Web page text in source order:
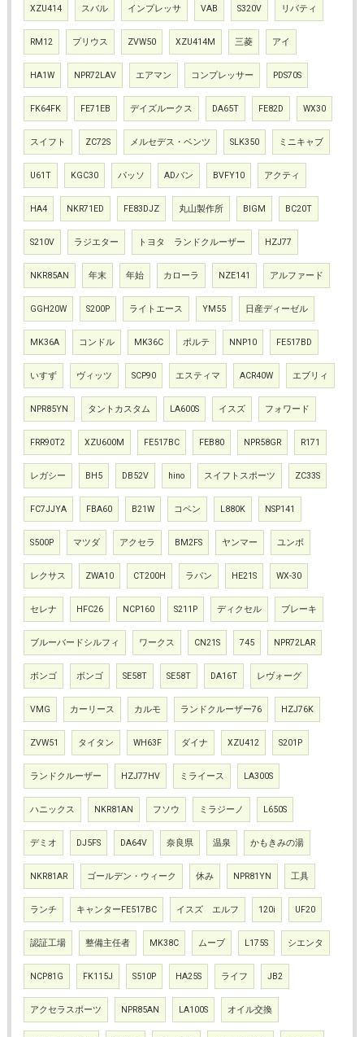
XZU414 スバル インプレッサ VAB S320V リバティ
RM12 プリウス ZVW50 XZU414M 三菱 アイ
HA1W NPR72LAV エアマン コンプレッサー PDS70S
FK64FK FE71EB デイズルークス DA65T FE82D WX30
スイフト ZC72S メルセデス・ベンツ SLK350 ミニキャブ
U61T KGC30 パッソ ADバン BVFY10 アクティ
HA4 NKR71ED FE83DJZ 丸山製作所 BIGM BC20T
S210V ラジエター トヨタ ランドクルーザー HZJ77
NKR85AN 年末 年始 カローラ NZE141 アルファード
GGH20W S200P ライトエース YM55 日産ディーゼル
MK36A コンドル MK36C ポルテ NNP10 FE517BD
いすず ヴィッツ SCP90 エスティマ ACR40W エブリィ
NPR85YN タントカスタム LA600S イスズ フォワード
FRR90T2 XZU600M FE517BC FEB80 NPR58GR R171
レガシー BH5 DB52V hino スイフトスポーツ ZC33S
FC7JJYA FBA60 B21W コペン L880K NSP141
S500P マツダ アクセラ BM2FS ヤンマー ユンボ
レクサス ZWA10 CT200H ラパン HE21S WX-30
セレナ HFC26 NCP160 S211P ディクセル ブレーキ
ブルーバードシルフィ ワークス CN21S 745 NPR72LAR
ボンゴ ボンゴ SE58T SE58T DA16T レヴォーグ
VMG カーリース カルモ ランドクルーザー76 HZJ76K
ZVW51 タイタン WH63F ダイナ XZU412 S201P
ランドクルーザー HZJ77HV ミライース LA300S
ハニックス NKR81AN フソウ ミラジーノ L650S
デミオ DJ5FS DA64V 奈良県 温泉 かもきみの湯
NKR81AR ゴールデン・ウィーク 休み NPR81YN 工具
ランチ キャンターFE517BC イスズ エルフ 120i UF20
認証工場 整備主任者 MK38C ムーブ L175S シエンタ
NCP81G FK115J S510P HA25S ライフ JB2
アクセラスポーツ NPR85AN LA100S オイル交換